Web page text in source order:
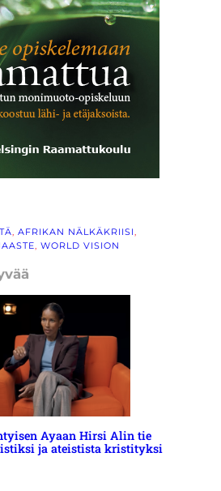
, AFRIKAN NÄLKÄKRIISI
, WORLD VISION
Ayaan Hirsi Alin tie
ja ateistista kristityksi